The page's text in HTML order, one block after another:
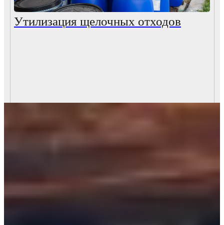
Утилизация щелочных отходов